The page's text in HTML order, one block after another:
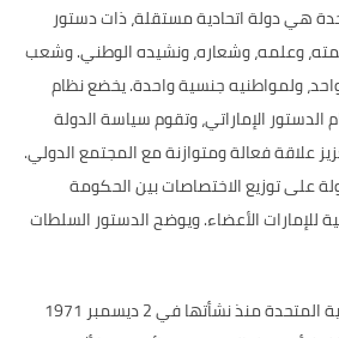
هي دولة اتحادية مستقلة، ذات دستور
وعلمه، وشعاره، ونشيده الوطني. وشعب
ولمواطنيه جنسية واحدة. يخضع نظام
الإماراتي، وتقوم سياسة الدولة
علاقة فعالة ومتوازنة مع المجتمع الدولي.
على توزيع الاختصاصات بين الحكومة
للإمارات الأعضاء. ويوضح الدستور السلطات
وقامت دولة الامارات العربية المتحدة منذ نشأتها في 2 ديسمبر 1971